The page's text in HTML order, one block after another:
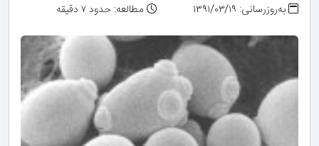
به‌روزرسانی: ۱۳۹۱/۰۳/۱۹
مطالعه: حدود ۷ دقیقه